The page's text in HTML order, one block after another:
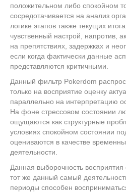
положительном либо спокойном
сосредотачивается на анализ
логике этапов также текущих
чувственный настрой, напротив,
на препятствиях, задержках и
если когда фактически данные
представляются критичными.
Данный фильтр Pokerdom
только на восприятие оценку
параллельно на интерпретацию
На фоне стрессовом состоянии
ощущаются как структурные
условиях спокойном состоянии
оцениваются в качестве
деятельности.
Данная выборочность
тот же данный самый
периоды способен